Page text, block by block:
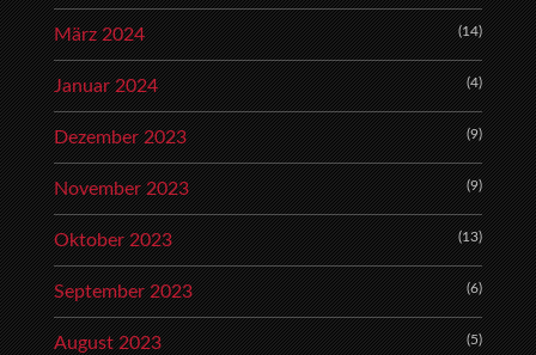
März 2024 (14)
Januar 2024 (4)
Dezember 2023 (9)
November 2023 (9)
Oktober 2023 (13)
September 2023 (6)
August 2023 (5)